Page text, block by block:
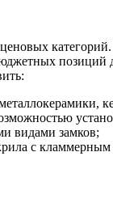
позиций
видами замков;
с